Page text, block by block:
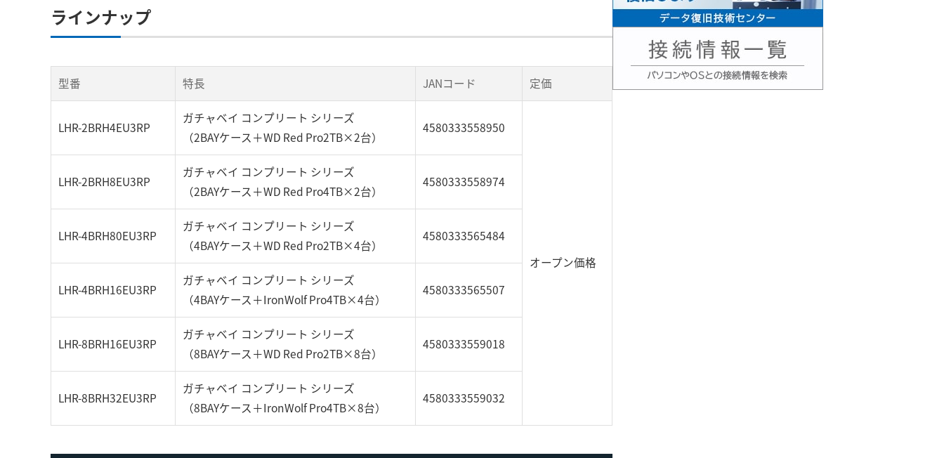
ラインナップ
型番 特長 JANコード 定価
LHR-2BRH4EU3RP
ガチャベイ コンプリート シリーズ
（2BAYケース＋WD Red Pro2TB×2台）
4580333558950
オープン価格
LHR-2BRH8EU3RP
ガチャベイ コンプリート シリーズ
（2BAYケース＋WD Red Pro4TB×2台）
4580333558974
LHR-4BRH80EU3RP
ガチャベイ コンプリート シリーズ
（4BAYケース＋WD Red Pro2TB×4台）
4580333565484
LHR-4BRH16EU3RP
ガチャベイ コンプリート シリーズ
（4BAYケース＋IronWolf Pro4TB×4台）
4580333565507
LHR-8BRH16EU3RP
ガチャベイ コンプリート シリーズ
（8BAYケース＋WD Red Pro2TB×8台）
4580333559018
LHR-8BRH32EU3RP
ガチャベイ コンプリート シリーズ
（8BAYケース＋IronWolf Pro4TB×8台）
4580333559032